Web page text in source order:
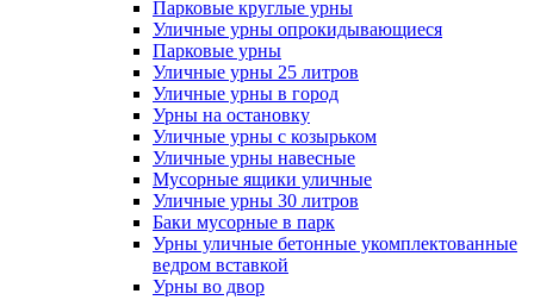
Парковые круглые урны
Уличные урны опрокидывающиеся
Парковые урны
Уличные урны 25 литров
Уличные урны в город
Урны на остановку
Уличные урны с козырьком
Уличные урны навесные
Мусорные ящики уличные
Уличные урны 30 литров
Баки мусорные в парк
Урны уличные бетонные укомплектованные
ведром вставкой
Урны во двор